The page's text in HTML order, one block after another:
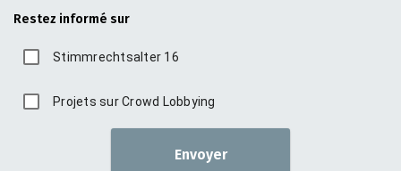
Restez informé sur
Stimmrechtsalter 16
Projets sur Crowd Lobbying
Envoyer